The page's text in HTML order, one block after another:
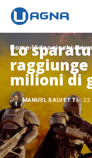
Home Videogiochi
Lo
raggiunge
milioni di
MANUEL SALVETTI 22